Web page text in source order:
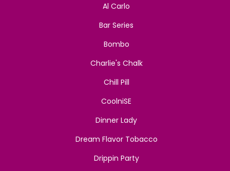
Al Carlo
Bar Series
Bombo
Charlie's Chalk
Chill Pill
CoolniSE
Dinner Lady
Dream Flavor Tobacco
Drippin Party